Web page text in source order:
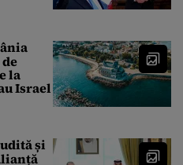
la
Israel
și